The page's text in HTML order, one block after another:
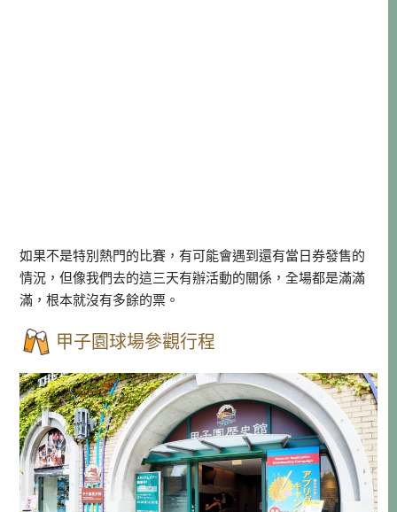
如果不是特別熱門的比賽，有可能會遇到還有當日券發售的
情況，但像我們去的這三天有辦活動的關係，全場都是滿滿
滿，根本就沒有多餘的票。
甲子園球場參觀行程